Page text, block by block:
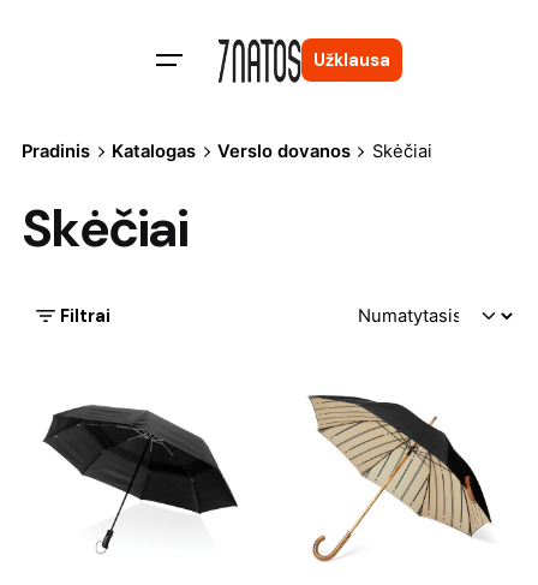
Užklausa
Pradinis Katalogas Verslo dovanos Skėčiai
Skėčiai
Filtrai